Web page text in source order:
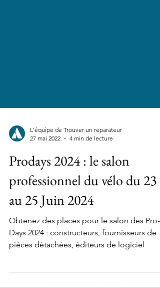
27 mai 2022
4 min de lecture
Prodays 2024 : le salon
professionnel du vélo du 23
au 25 Juin 2024
Obtenez des places pour le salon des Pro-
Days 2024 : constructeurs, fournisseurs de